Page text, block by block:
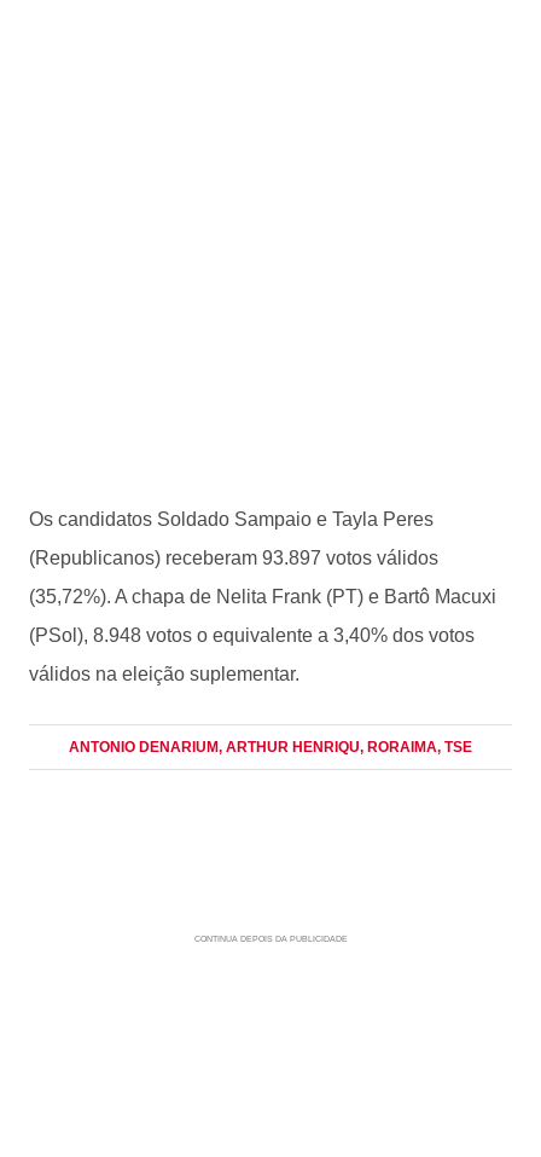
Os candidatos Soldado Sampaio e Tayla Peres
(Republicanos) receberam 93.897 votos válidos
(35,72%). A chapa de Nelita Frank (PT) e Bartô Macuxi
(PSol), 8.948 votos o equivalente a 3,40% dos votos
válidos na eleição suplementar.
ANTONIO DENARIUM, ARTHUR HENRIQU, RORAIMA, TSE